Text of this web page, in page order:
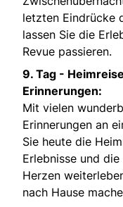
letzten Eindrücke
lassen Sie die
Revue passieren.
9. Tag -
Erinnerungen:
Mit vielen
Erinnerungen an
Sie heute die
Erlebnisse und
Herzen
nach Hause